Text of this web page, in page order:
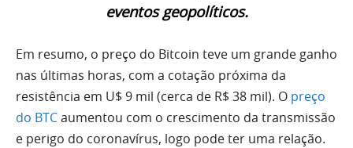
eventos geopolíticos.
Em resumo, o preço do Bitcoin teve um grande ganho
nas últimas horas, com a cotação próxima da
resistência em U$ 9 mil (cerca de R$ 38 mil). O preço
do BTCaumentou com o crescimento da transmissão
e perigo do coronavírus, logo pode ter uma relação.